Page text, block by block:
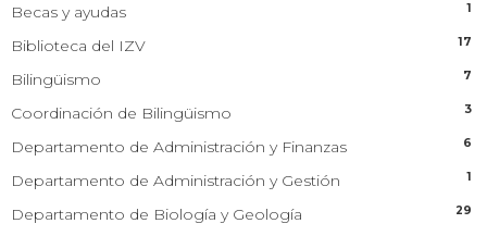
Becas y ayudas 1
Biblioteca del IZV 17
Bilingüismo 7
Coordinación de Bilingüismo 3
Departamento de Administración y Finanzas 6
Departamento de Administración y Gestión 1
Departamento de Biología y Geología 29